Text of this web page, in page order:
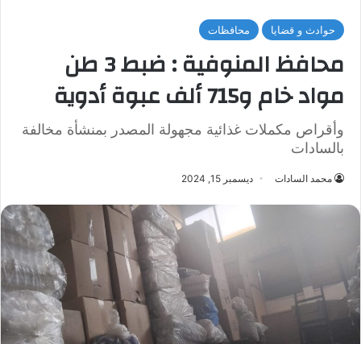
حوادث و قضايا محافظات
محافظ المنوفية : ضبط 3 طن
مواد خام و715 ألف عبوة أدوية
وأقراص مكملات غذائية مجهولة المصدر بمنشأة مخالفة
بالسادات
محمد السادات ديسمبر 15, 2024